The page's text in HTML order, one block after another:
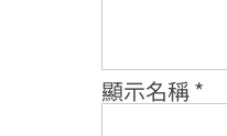
顯示名稱*